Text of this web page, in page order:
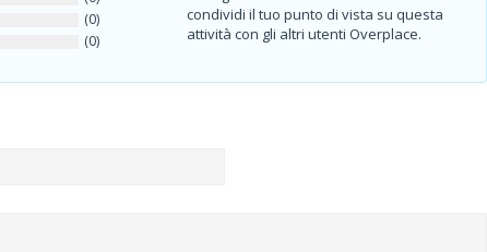
(0)
(0)
condividi il tuo punto di vista su questa
attività con gli altri utenti Overplace.